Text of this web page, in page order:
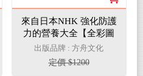
來自日本NHK 強化防護
力的營養大全【全彩圖
解】（二版）
出版品牌 : 方舟文化
定價 $1200